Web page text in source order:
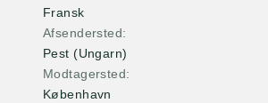
Fransk
Afsendersted
Pest (Ungarn)
Modtagersted
København